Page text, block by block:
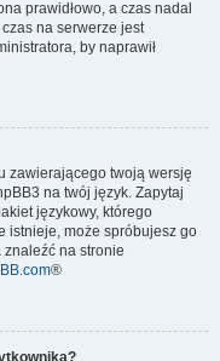
prawidłowo, a czas nadal
na serwerze jest
by naprawił
zawierającego twoją wersję
na twój język. Zapytaj
językowy, którego
istnieje, może spróbujesz go
na stronie
®